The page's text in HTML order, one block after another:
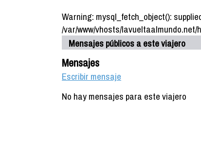
Warning: mysql_fetch_object():
/var/www/vhosts/
Mensajes públicos a este viajero
Mensajes
Escribir mensaje
No hay mensajes para este viajero